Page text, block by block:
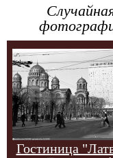
Гостиница